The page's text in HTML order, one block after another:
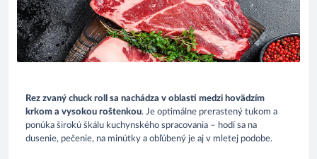
Rez zvaný chuck roll sa nachádza v oblasti medzi hovädzím
krkom a vysokou roštenkou. Je optimálne prerastený tukom a
ponúka širokú škálu kuchynského spracovania – hodí sa na
dusenie, pečenie, na minútky a obľúbený je aj v mletej podobe.